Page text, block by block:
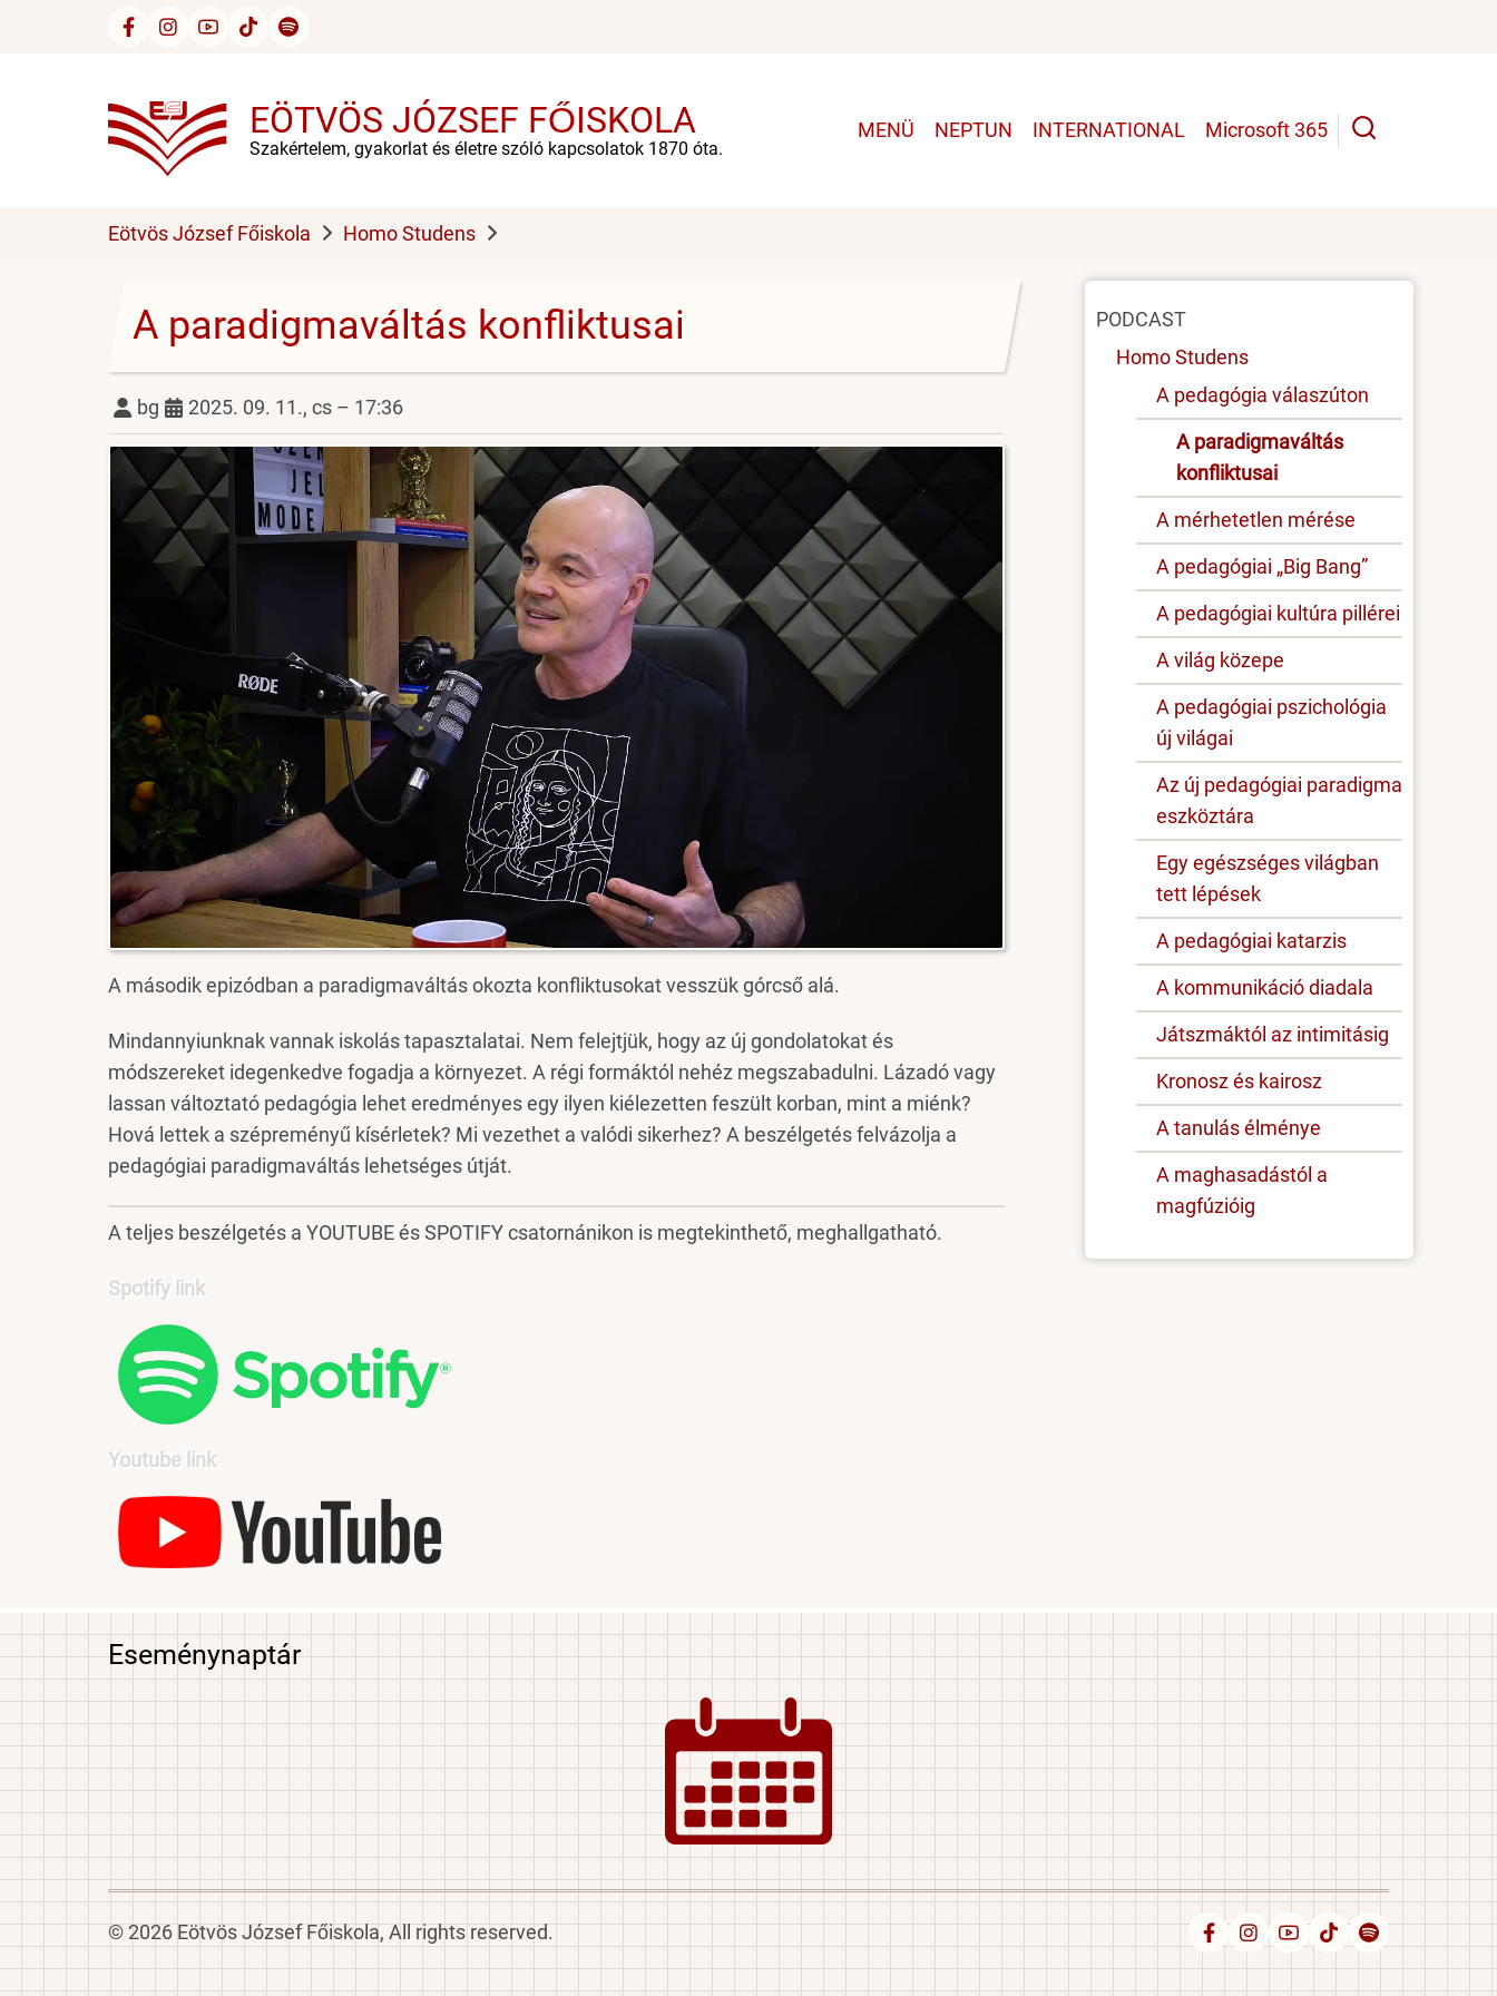
EÖTVÖS JÓZSEF FŐISKOLA
Szakértelem, gyakorlat és életre szóló kapcsolatok 1870 óta.
Main
MENÜ NEPTUN INTERNATIONAL Microsoft 365
Eötvös József Főiskola Homo Studens
A paradigmaváltás konfliktusai
bg 2025. 09. 11., cs – 17:36
A második epizódban a paradigmaváltás okozta konfliktusokat vesszük górcső alá.
Mindannyiunknak vannak iskolás tapasztalatai. Nem felejtjük, hogy az új gondolatokat és
módszereket idegenkedve fogadja a környezet. A régi formáktól nehéz megszabadulni. Lázadó vagy
lassan változtató pedagógia lehet eredményes egy ilyen kiélezetten feszült korban, mint a miénk?
Hová lettek a szépreményű kísérletek? Mi vezethet a valódi sikerhez? A beszélgetés felvázolja a
pedagógiai paradigmaváltás lehetséges útját.
A teljes beszélgetés a YOUTUBE és SPOTIFY csatornánikon is megtekinthető, meghallgatható.
Spotify link
Youtube link
Oldal
menü
PODCAST
Homo Studens
A pedagógia válaszúton
A paradigmaváltás
konfliktusai
A mérhetetlen mérése
A pedagógiai „Big Bang”
A pedagógiai kultúra pillérei
A világ közepe
A pedagógiai pszichológia
új világai
Az új pedagógiai paradigma
eszköztára
Egy egészséges világban
tett lépések
A pedagógiai katarzis
A kommunikáció diadala
Játszmáktól az intimitásig
Kronosz és kairosz
A tanulás élménye
A maghasadástól a
magfúzióig
Eseménynaptár
© 2026 Eötvös József Főiskola, All rights reserved.